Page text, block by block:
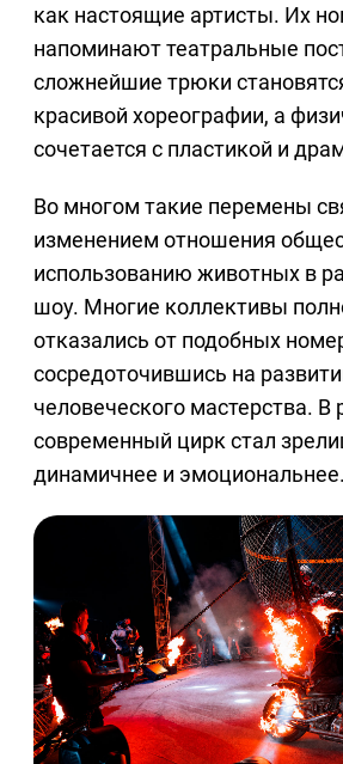
как настоящие артисты. Их
напоминают театральные
сложнейшие трюки
красивой хореографии, а
сочетается с пластикой и
Во многом такие перемены
изменением отношения
использованию животных в
шоу. Многие коллективы
отказались от подобных
сосредоточившись на
человеческого мастерства. В
современный цирк стал
динамичнее и эмоциональнее.